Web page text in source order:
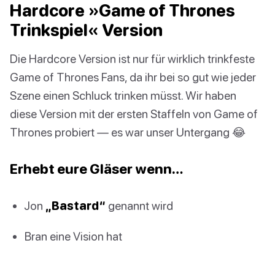
Hardcore »Game of Thrones
Trinkspiel« Version
Die Hardcore Version ist nur für wirklich trinkfeste
Game of Thrones Fans, da ihr bei so gut wie jeder
Szene einen Schluck trinken müsst. Wir haben
diese Version mit der ersten Staffeln von Game of
Thrones probiert — es war unser Untergang 😂
Erhebt eure Gläser wenn…
Jon „Bastard“ genannt wird
Bran eine Vision hat